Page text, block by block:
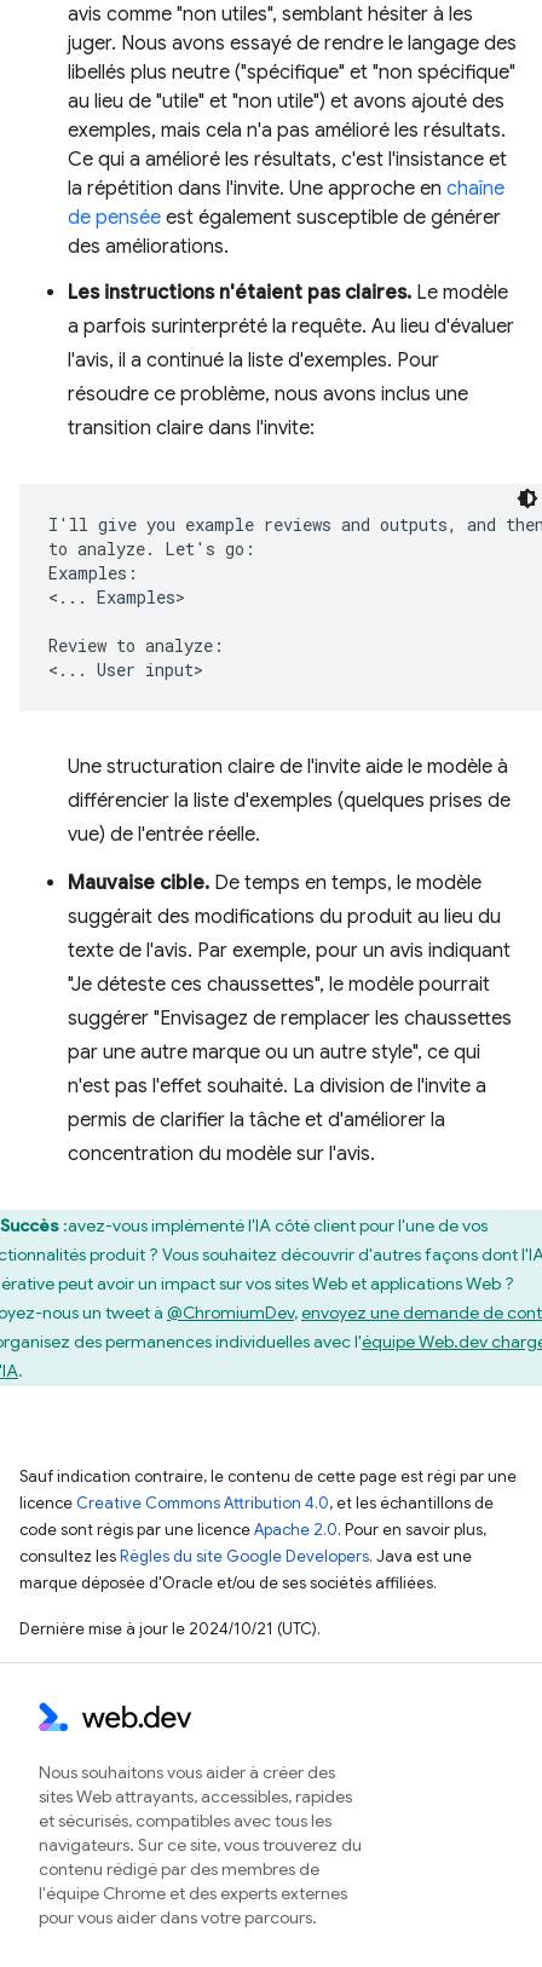
avis comme "non utiles", semblant hésiter à les
juger. Nous avons essayé de rendre le langage des
libellés plus neutre ("spécifique" et "non spécifique"
au lieu de "utile" et "non utile") et avons ajouté des
exemples, mais cela n'a pas amélioré les résultats.
Ce qui a amélioré les résultats, c'est l'insistance et
la répétition dans l'invite. Une approche en chaîne
de pensée est également susceptible de générer
des améliorations.
Les instructions n'étaient pas claires. Le modèle
a parfois surinterprété la requête. Au lieu d'évaluer
l'avis, il a continué la liste d'exemples. Pour
résoudre ce problème, nous avons inclus une
transition claire dans l'invite:
I'll give you example reviews and outputs, and
to analyze. Let's go:
Examples:
<... Examples>
Review to analyze:
Une structuration claire de l'invite aide le modèle à
différencier la liste d'exemples (quelques prises de
vue) de l'entrée réelle.
Mauvaise cible. De temps en temps, le modèle
suggérait des modifications du produit au lieu du
texte de l'avis. Par exemple, pour un avis indiquant
"Je déteste ces chaussettes", le modèle pourrait
suggérer "Envisagez de remplacer les chaussettes
par une autre marque ou un autre style", ce qui
n'est pas l'effet souhaité. La division de l'invite a
permis de clarifier la tâche et d'améliorer la
concentration du modèle sur l'avis.
Succès :avez-vous implémenté l'IA côté client pour l'une de vos
produit ? Vous souhaitez découvrir d'autres façons dont
peut avoir un impact sur vos sites Web et applications Web ?
nous un tweet à @ChromiumDev,envoyez une demande de
des permanences individuelles avec l'équipe Web.dev
.
Sauf indication contraire, le contenu de cette page est régi par une
licence Creative Commons Attribution 4.0, et les échantillons de
code sont régis par une licenceApache 2.0. Pour en savoir plus,
consultez lesRègles du site Google Developers. Java est une
marque déposée d'Oracle et/ou de ses sociétés affiliées.
Dernière mise à jour le 2024/10/21 (UTC).
Nous souhaitons vous aider à créer des
sites Web attrayants, accessibles, rapides
et sécurisés, compatibles avec tous les
navigateurs. Sur ce site, vous trouverez du
contenu rédigé par des membres de
l'équipe Chrome et des experts externes
pour vous aider dans votre parcours.